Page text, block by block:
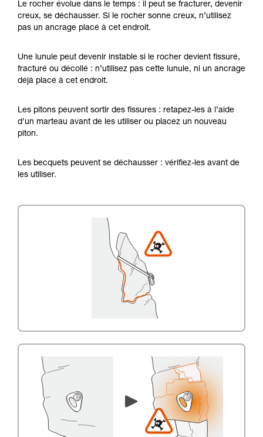
Le rocher évolue dans le temps : il peut se fracturer, devenir
creux, se déchausser. Si le rocher sonne creux, n’utilisez
pas un ancrage placé à cet endroit.
Une lunule peut devenir instable si le rocher devient fissuré,
fracturé ou décollé : n’utilisez pas cette lunule, ni un ancrage
déjà placé à cet endroit.
Les pitons peuvent sortir des fissures : retapez-les à l’aide
d’un marteau avant de les utiliser ou placez un nouveau
piton.
Les becquets peuvent se déchausser : vérifiez-les avant de
les utiliser.